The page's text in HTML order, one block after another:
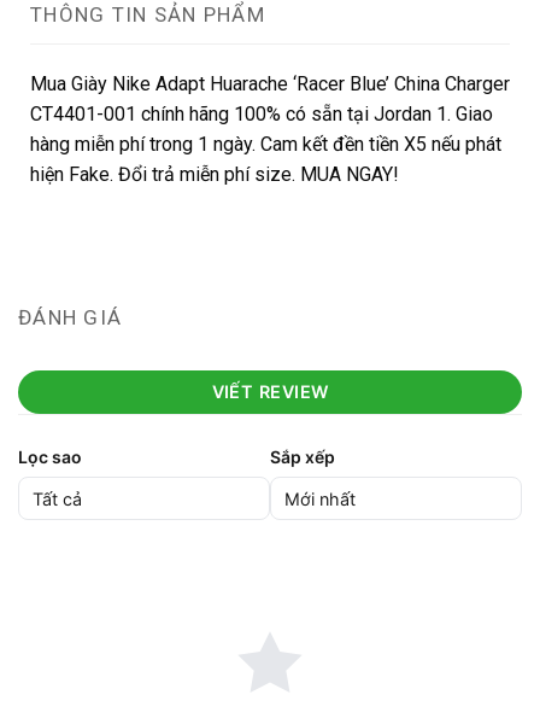
THÔNG TIN SẢN PHẨM
Mua Giày Nike Adapt Huarache ‘Racer Blue’ China Charger
CT4401-001 chính hãng 100% có sẵn tại Jordan 1. Giao
hàng miễn phí trong 1 ngày. Cam kết đền tiền X5 nếu phát
hiện Fake. Đổi trả miễn phí size. MUA NGAY!
ĐÁNH GIÁ
VIẾT REVIEW
Lọc sao Sắp xếp